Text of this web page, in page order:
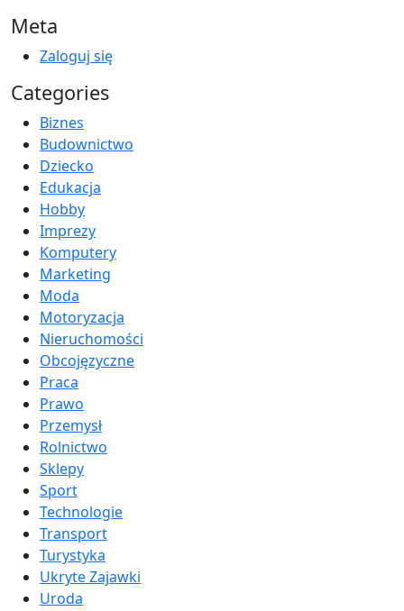
Meta
Zaloguj się
Categories
Biznes
Budownictwo
Dziecko
Edukacja
Hobby
Imprezy
Komputery
Marketing
Moda
Motoryzacja
Nieruchomości
Obcojęzyczne
Praca
Prawo
Przemysł
Rolnictwo
Sklepy
Sport
Technologie
Transport
Turystyka
Ukryte Zajawki
Uroda